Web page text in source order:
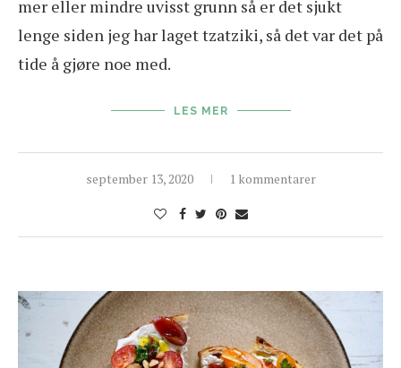
mer eller mindre uvisst grunn så er det sjukt
lenge siden jeg har laget tzatziki, så det var det på
tide å gjøre noe med.
LES MER
september 13, 2020 1 kommentarer